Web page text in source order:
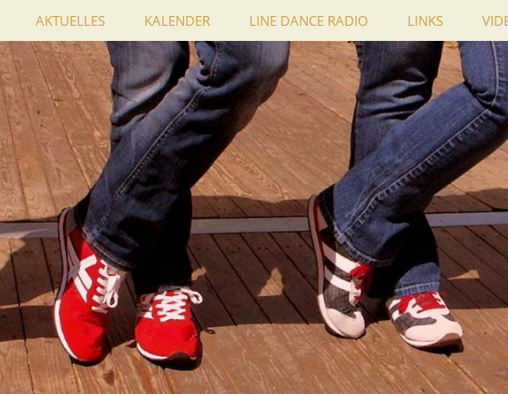
AKTUELLES KALENDER LINE DANCE RADIO LINKS